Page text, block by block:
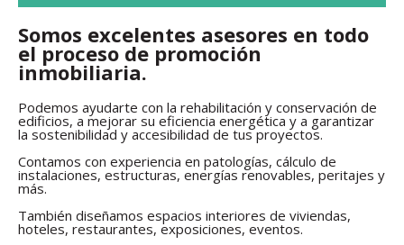
Somos excelentes asesores en todo
el proceso de promoción
inmobiliaria.
Podemos ayudarte con la rehabilitación y conservación de
edificios, a mejorar su eficiencia energética y a garantizar
la sostenibilidad y accesibilidad de tus proyectos.
Contamos con experiencia en patologías, cálculo de
instalaciones, estructuras, energías renovables, peritajes y
más.
También diseñamos espacios interiores de viviendas,
hoteles, restaurantes, exposiciones, eventos.